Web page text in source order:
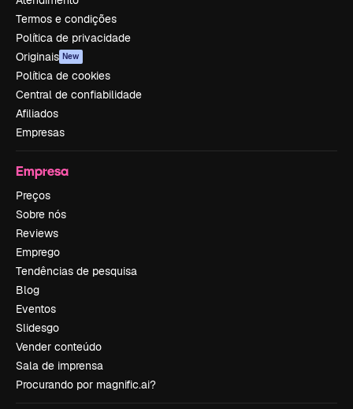
Termos e condições
Política de privacidade
Originais New
Política de cookies
Central de confiabilidade
Afiliados
Empresas
Empresa
Preços
Sobre nós
Reviews
Emprego
Tendências de pesquisa
Blog
Eventos
Slidesgo
Vender conteúdo
Sala de imprensa
Procurando por magnific.ai?